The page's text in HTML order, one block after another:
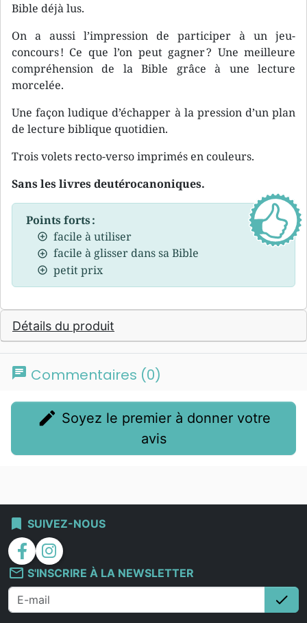
Bible déjà lus.
On a aussi l’impression de participer à un jeu-
concours ! Ce que l’on peut gagner ? Une meilleure
compréhension de la Bible grâce à une lecture
morcelée.
Une façon ludique d’échapper à la pression d’un plan
de lecture biblique quotidien.
Trois volets recto-verso imprimés en couleurs.
Sans les livres deutérocanoniques.
Points forts :
facile à utiliser
facile à glisser dans sa Bible
petit prix
Détails du produit
chat Commentaires (0)
edit
avis
bookmark SUIVEZ-NOUS
facebook
instagram
mail_outline S'INSCRIRE À LA NEWSLETTER
check